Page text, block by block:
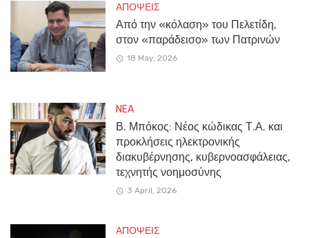
ΑΠΟΨΕΙΣ
Από την «κόλαση» του Πελετίδη,
στον «παράδεισο» των Πατρινών
18 May, 2026
NEA
Β. Μπόκος: Νέος κώδικας Τ.Α. και
προκλήσεις ηλεκτρονικής
διακυβέρνησης, κυβερνοασφάλειας,
τεχνητής νοημοσύνης
3 April, 2026
ΑΠΟΨΕΙΣ